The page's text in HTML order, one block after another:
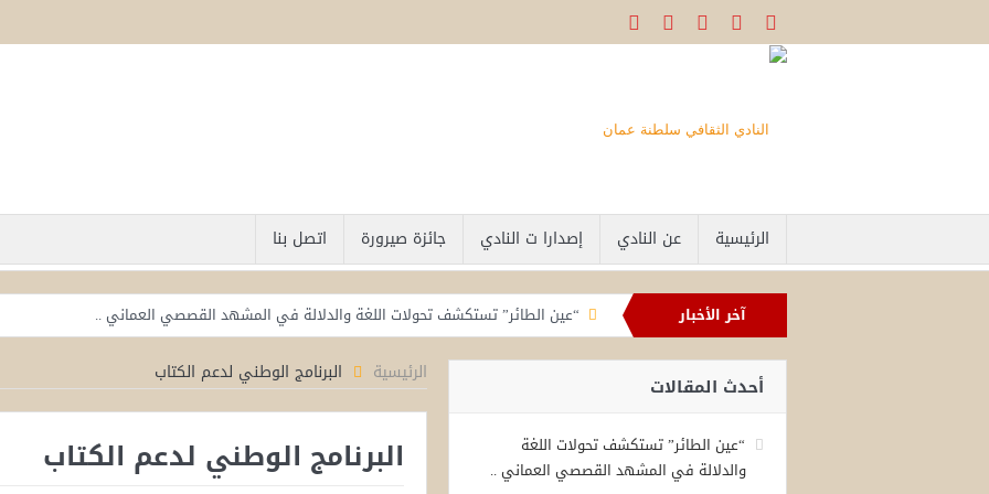
الرئيسية عن النادي إصدارا ت النادي جائزة صيرورة اتصل بنا
آخر الأخبار
“عين الطائر” تستكشف تحولات اللغة والدلالة في المشهد القصصي العماني ..
جلسة بالنادي الثقافي تستقرئ جذور الحروب بين الإنسان والسلطة وسرديات الصورة
«عين الطائر» يناقش العلاقة بين القصة القصيرة والرواية وتحولات السرد
عين الطائر على القصة القصيرة العمانية
شهادات تستعيد مشروع خميس العدوي بين الحرية المسؤولة وبناء الوعي الثقافي
الرئيسية البرنامج الوطني لدعم الكتاب
البرنامج الوطني لدعم الكتاب
أحدث المقالات
“عين الطائر” تستكشف تحولات اللغة
والدلالة في المشهد القصصي العماني ..